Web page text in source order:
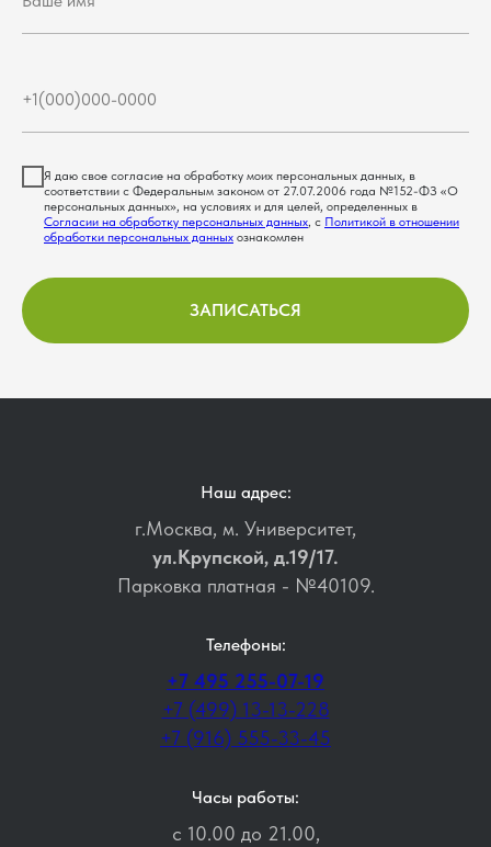
Я даю свое согласие на обработку моих персональных данных, в
соответствии с Федеральным законом от 27.07.2006 года №152-ФЗ «О
персональных данных», на условиях и для целей, определенных в
Согласии на обработку персональных данных, с Политикой в отношении
обработки персональных данных ознакомлен
ЗАПИСАТЬСЯ
Наш адрес:
г.Москва, м. Университет,
ул.Крупской, д.19/17.
Парковка платная - №40109.
Телефоны:
+7 495 255-07-19
+7 (499) 13-13-228
+7 (916) 555-33-45
Часы работы:
с 10.00 до 21.00,